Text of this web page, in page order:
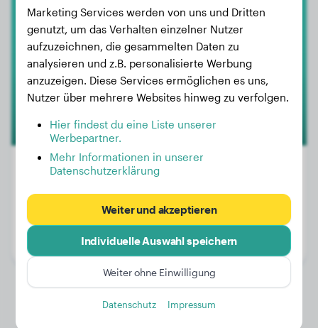
Viper
Alter:
4 Jahre, 6 Monate
Geschlecht:
Marketing Services werden von uns und Dritten
genutzt, um das Verhalten einzelner Nutzer
aufzuzeichnen, die gesammelten Daten zu
analysieren und z.B. personalisierte Werbung
anzuzeigen. Diese Services ermöglichen es uns,
Nutzer über mehrere Websites hinweg zu verfolgen.
Hier findest du eine Liste unserer
Werbepartner.
Mehr Informationen in unserer
Datenschutzerklärung
Weiter und akzeptieren
Individuelle Auswahl speichern
Weiter ohne Einwilligung
Datenschutz Impressum